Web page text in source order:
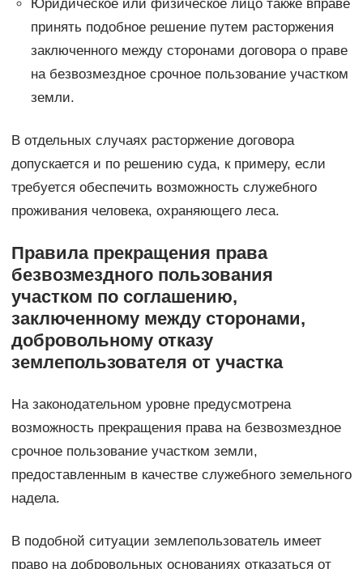
Юридическое или физическое лицо также вправе
принять подобное решение путем расторжения
заключенного между сторонами договора о праве
на безвозмездное срочное пользование участком
земли.
В отдельных случаях расторжение договора
допускается и по решению суда, к примеру, если
требуется обеспечить возможность служебного
проживания человека, охраняющего леса.
Правила прекращения права
безвозмездного пользования
участком по соглашению,
заключенному между сторонами,
добровольному отказу
землепользователя от участка
На законодательном уровне предусмотрена
возможность прекращения права на безвозмездное
срочное пользование участком земли,
предоставленным в качестве служебного земельного
надела.
В подобной ситуации землепользователь имеет
право на добровольных основаниях отказаться от